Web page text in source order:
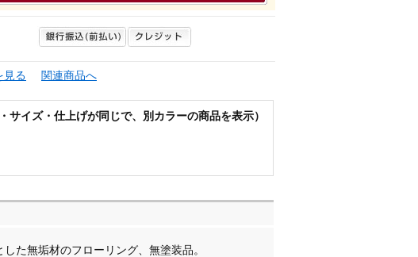
見る 関連商品へ
サイズ・仕上げが同じで、別カラーの商品を表示）
た無垢材のフローリング、無塗装品。